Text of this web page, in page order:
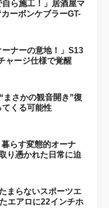
自ら施工！」居酒屋マ
ーボンケブラーGT-
ーナーの意地！」S13
ャージ仕様で覚醒
まさかの観音開き”復
くる可能性
らす変態的オーナ
り憑かれた日常に迫
まらないスポーツエ
エアロに22インチホ